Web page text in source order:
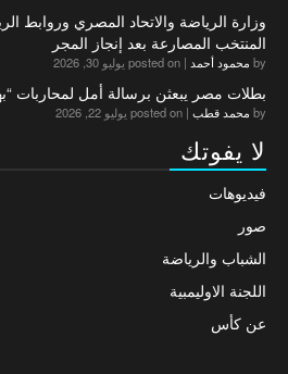
وزارة الرياضة والاتحاد المصري وروابط
المنتخب المصارعة بعد إنجاز المجر
by محمود أحمد | posted on يوليو 30, 2026
بطلات مصر يبعثن برسالة أمل لمحاربات
by محمد قطب | posted on يوليو 22, 2026
لا يفوتك
فيديوهات
صور
الشباب والرياضة
اللجنة الاوليمبية
عن كأس